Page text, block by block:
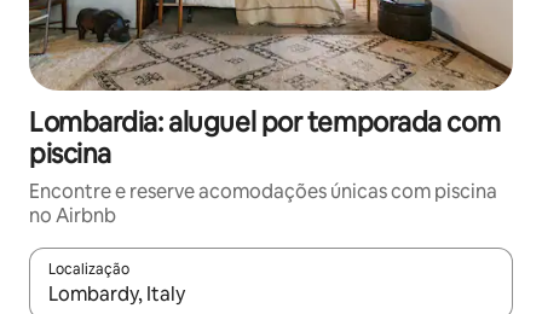
Lombardia: aluguel por temporada com
piscina
Encontre e reserve acomodações únicas com piscina
no Airbnb
Localização
Quando os resultados estiverem disponíveis, explore-os